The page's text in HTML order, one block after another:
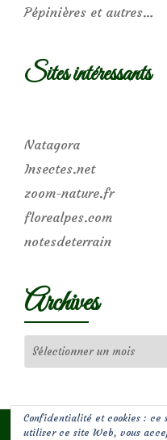
Pépinières et autres…
Sites intéressants
Natagora
Insectes.net
zoom-nature.fr
florealpes.com
notesdeterrain
Archives
Confidentialité et cookies : ce
utiliser ce site Web, vous